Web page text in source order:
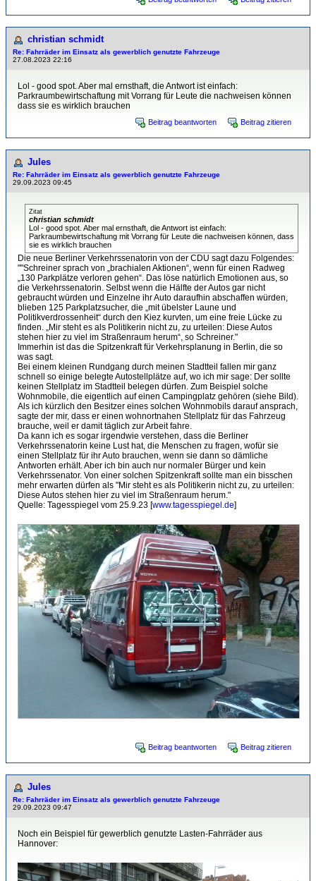
christian schmidt
Re: Fahrräder im Einsatz als gewerblich genutzte Fahrzeuge
27.08.2023 22:16
Lol - good spot. Aber mal ernsthaft, die Antwort ist einfach:
Parkraumbewirtschaftung mit Vorrang für Leute die nachweisen können
dass sie es wirklich brauchen
Beitrag beantworten Beitrag zitieren
Jules
Re: Fahrräder im Einsatz als gewerblich genutzte Fahrzeuge
29.09.2023 09:45
Zitat
christian schmidt
Lol - good spot. Aber mal ernsthaft, die Antwort ist einfach:
Parkraumbewirtschaftung mit Vorrang für Leute die nachweisen können, dass
sie es wirklich brauchen
Die neue Berliner Verkehrssenatorin von der CDU sagt dazu Folgendes:
""Schreiner sprach von „brachialen Aktionen“, wenn für einen Radweg
„130 Parkplätze verloren gehen“. Das löse natürlich Emotionen aus, so
die Verkehrssenatorin. Selbst wenn die Hälfte der Autos gar nicht
gebraucht würden und Einzelne ihr Auto daraufhin abschaffen würden,
blieben 125 Parkplatzsucher, die „mit übelster Laune und
Politikverdrossenheit“ durch den Kiez kurvten, um eine freie Lücke zu
finden. „Mir steht es als Politikerin nicht zu, zu urteilen: Diese Autos
stehen hier zu viel im Straßenraum herum“, so Schreiner."
Immerhin ist das die Spitzenkraft für Verkehrsplanung in Berlin, die so
was sagt.
Bei einem kleinen Rundgang durch meinen Stadtteil fallen mir ganz
schnell so einige belegte Autostellplätze auf, wo ich mir sage: Der sollte
keinen Stellplatz im Stadtteil belegen dürfen. Zum Beispiel solche
Wohnmobile, die eigentlich auf einen Campingplatz gehören (siehe Bild).
Als ich kürzlich den Besitzer eines solchen Wohnmobils darauf ansprach,
sagte der mir, dass er einen wohnortnahen Stellplatz für das Fahrzeug
brauche, weil er damit täglich zur Arbeit fahre.
Da kann ich es sogar irgendwie verstehen, dass die Berliner
Verkehrssenatorin keine Lust hat, die Menschen zu fragen, wofür sie
einen Stellplatz für ihr Auto brauchen, wenn sie dann so dämliche
Antworten erhält. Aber ich bin auch nur normaler Bürger und kein
Verkehrssenator. Von einer solchen Spitzenkraft sollte man ein bisschen
mehr erwarten dürfen als "Mir steht es als Politikerin nicht zu, zu urteilen:
Diese Autos stehen hier zu viel im Straßenraum herum."
Quelle: Tagesspiegel vom 25.9.23 [www.tagesspiegel.de]
Beitrag beantworten Beitrag zitieren
Jules
Re: Fahrräder im Einsatz als gewerblich genutzte Fahrzeuge
29.09.2023 09:47
Noch ein Beispiel für gewerblich genutzte Lasten-Fahrräder aus
Hannover: